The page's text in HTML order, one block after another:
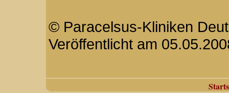
© Paracelsus-Kliniken
Veröffentlicht am